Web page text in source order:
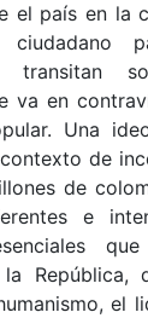
el país en la
transitan
va en
Una
de
de
e
República,
el